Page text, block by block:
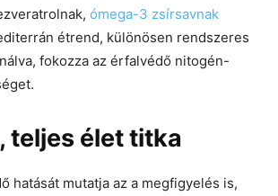
ómega-3 zsírsavnak
étrend, különösen rendszeres
fokozza az érfalvédő nitogén-
teljes élet titka
hatását mutatja az a megfigyelés is,